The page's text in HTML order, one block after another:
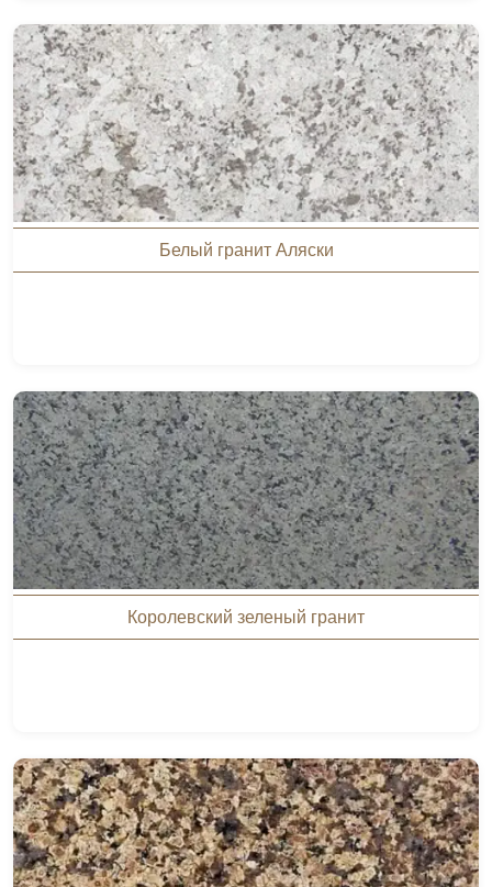
Белый гранит Аляски
Королевский зеленый гранит